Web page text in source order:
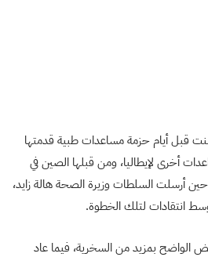
قبل أيام حزمة مساعدات طبية قدمتها
أخرى لإيطاليا، ومن قبلها الصين في
حين أرسلت السلطات وزيرة الصحة هالة زايد،
انتقادات لتلك الخطوة.
الواضح بمزيد من السخرية، فيما عاد